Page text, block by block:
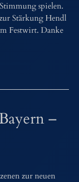
spielen.
Stärkung Hendl
Festwirt. Danke
–
zur neuen